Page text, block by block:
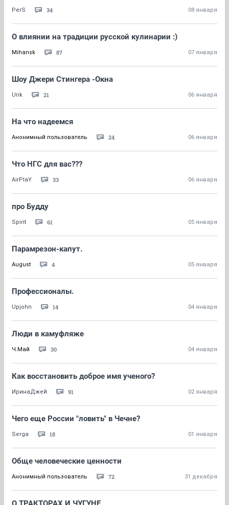
PerS 34 08 января
О влиянии на традиции русской кулинарии :)
Mihansk 87 07 января
Шоу Джери Стингера -Окна
Urik 21 06 января
На что надеемся
Анонимный пользователь 24 06 января
Что НГС для вас???
AirPlaY 33 06 января
про Будду
Spirit 61 05 января
Парамрезон-капут.
August 4 05 января
Профессионалы.
Upjohn 14 04 января
Люди в камуфляже
Ч.Май 30 04 января
Как восстановить доброе имя ученого?
ИринаДжей 91 02 января
Чего еще России "ловить" в Чечне?
Serga 18 01 января
Обще человеческие ценности
Анонимный пользователь 72 31 декабря